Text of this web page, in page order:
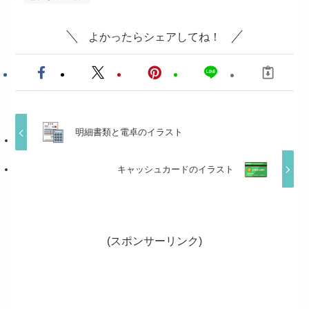
よかったらシェアしてね！
明細書類と電卓のイラスト
キャッシュカードのイラスト
(スポンサーリンク)